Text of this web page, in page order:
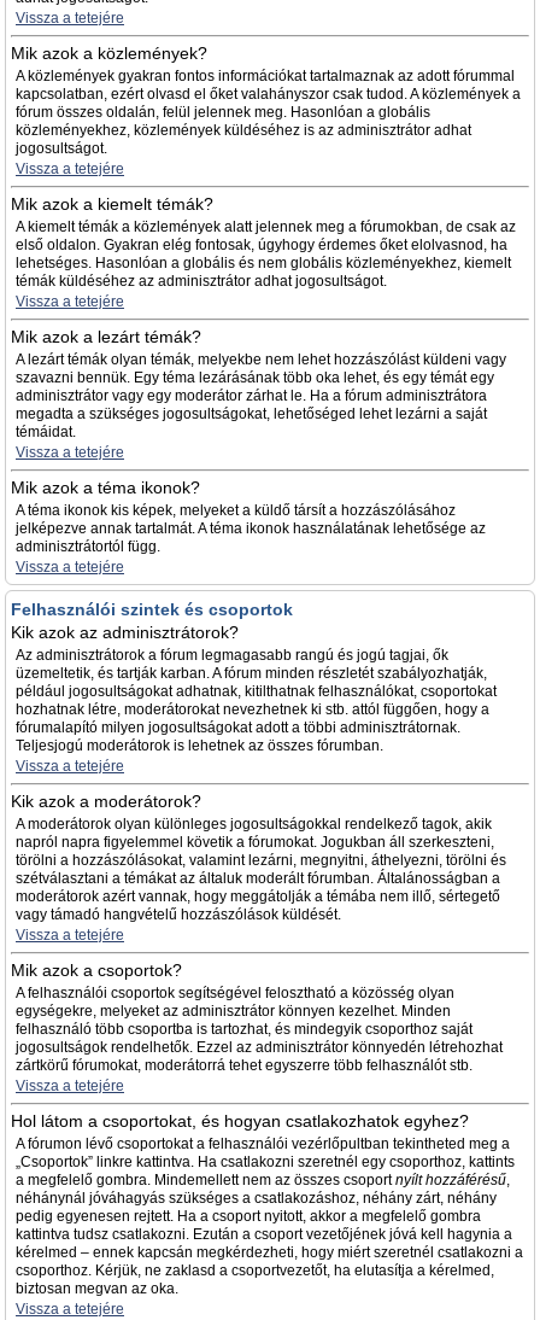
Vissza a tetejére
Mik azok a közlemények?
A közlemények gyakran fontos információkat tartalmaznak az adott fórummal
kapcsolatban, ezért olvasd el őket valahányszor csak tudod. A közlemények a
fórum összes oldalán, felül jelennek meg. Hasonlóan a globális
közleményekhez, közlemények küldéséhez is az adminisztrátor adhat
jogosultságot.
Vissza a tetejére
Mik azok a kiemelt témák?
A kiemelt témák a közlemények alatt jelennek meg a fórumokban, de csak az
első oldalon. Gyakran elég fontosak, úgyhogy érdemes őket elolvasnod, ha
lehetséges. Hasonlóan a globális és nem globális közleményekhez, kiemelt
témák küldéséhez az adminisztrátor adhat jogosultságot.
Vissza a tetejére
Mik azok a lezárt témák?
A lezárt témák olyan témák, melyekbe nem lehet hozzászólást küldeni vagy
szavazni bennük. Egy téma lezárásának több oka lehet, és egy témát egy
adminisztrátor vagy egy moderátor zárhat le. Ha a fórum adminisztrátora
megadta a szükséges jogosultságokat, lehetőséged lehet lezárni a saját
témáidat.
Vissza a tetejére
Mik azok a téma ikonok?
A téma ikonok kis képek, melyeket a küldő társít a hozzászólásához
jelképezve annak tartalmát. A téma ikonok használatának lehetősége az
adminisztrátortól függ.
Vissza a tetejére
Felhasználói szintek és csoportok
Kik azok az adminisztrátorok?
Az adminisztrátorok a fórum legmagasabb rangú és jogú tagjai, ők
üzemeltetik, és tartják karban. A fórum minden részletét szabályozhatják,
például jogosultságokat adhatnak, kitilthatnak felhasználókat, csoportokat
hozhatnak létre, moderátorokat nevezhetnek ki stb. attól függően, hogy a
fórumalapító milyen jogosultságokat adott a többi adminisztrátornak.
Teljesjogú moderátorok is lehetnek az összes fórumban.
Vissza a tetejére
Kik azok a moderátorok?
A moderátorok olyan különleges jogosultságokkal rendelkező tagok, akik
napról napra figyelemmel követik a fórumokat. Jogukban áll szerkeszteni,
törölni a hozzászólásokat, valamint lezárni, megnyitni, áthelyezni, törölni és
szétválasztani a témákat az általuk moderált fórumban. Általánosságban a
moderátorok azért vannak, hogy meggátolják a témába nem illő, sértegető
vagy támadó hangvételű hozzászólások küldését.
Vissza a tetejére
Mik azok a csoportok?
A felhasználói csoportok segítségével felosztható a közösség olyan
egységekre, melyeket az adminisztrátor könnyen kezelhet. Minden
felhasználó több csoportba is tartozhat, és mindegyik csoporthoz saját
jogosultságok rendelhetők. Ezzel az adminisztrátor könnyedén létrehozhat
zártkörű fórumokat, moderátorrá tehet egyszerre több felhasználót stb.
Vissza a tetejére
Hol látom a csoportokat, és hogyan csatlakozhatok egyhez?
A fórumon lévő csoportokat a felhasználói vezérlőpultban tekintheted meg a
„Csoportok” linkre kattintva. Ha csatlakozni szeretnél egy csoporthoz, kattints
a megfelelő gombra. Mindemellett nem az összes csoportnyílt hozzáférésű,
néhánynál jóváhagyás szükséges a csatlakozáshoz, néhány zárt, néhány
pedig egyenesen rejtett. Ha a csoport nyitott, akkor a megfelelő gombra
kattintva tudsz csatlakozni. Ezután a csoport vezetőjének jóvá kell hagynia a
kérelmed – ennek kapcsán megkérdezheti, hogy miért szeretnél csatlakozni a
csoporthoz. Kérjük, ne zaklasd a csoportvezetőt, ha elutasítja a kérelmed,
biztosan megvan az oka.
Vissza a tetejére